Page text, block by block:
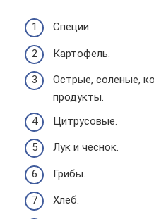
Специи.
Картофель.
Острые, соленые,
продукты.
Цитрусовые.
Лук и чеснок.
Грибы.
Хлеб.